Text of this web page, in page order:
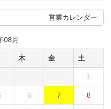
営業カレンダー
08月
木 金 土
1
6 7 8